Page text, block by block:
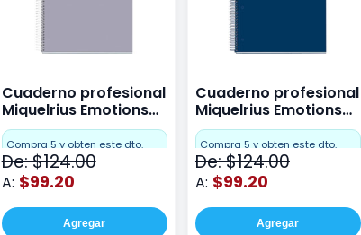
Cuaderno profesional
Miquelrius Emotions
raya 80 hojas Gris
Compra 5 y obten este dto.
De: $124.00
A: $99.20
Agregar
Cuaderno profesional
Miquelrius Emotions
Dots 80 hojas
Compra 5 y obten este dto.
De: $124.00
A: $99.20
Agregar